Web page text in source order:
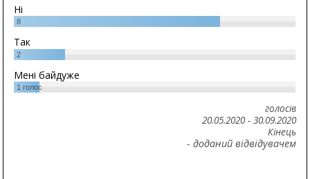
Ні
8
Так
2
Мені байдуже
1 голос
голосів
20.05.2020- 30.09.2020
Кінець
- доданий відвідувачем